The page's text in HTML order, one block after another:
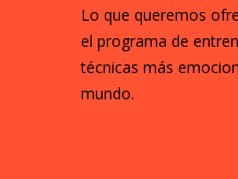
Lo que queremos
el programa de
técnicas más
mundo.